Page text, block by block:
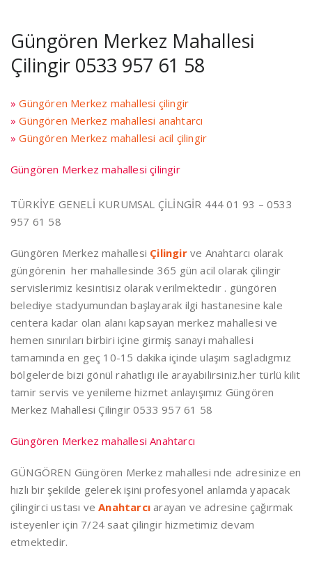
Güngören Merkez Mahallesi
Çilingir 0533 957 61 58
» Güngören Merkez mahallesi çilingir
» Güngören Merkez mahallesi anahtarcı
» Güngören Merkez mahallesi acil çilingir
Güngören Merkez mahallesi çilingir
TÜRKİYE GENELİ KURUMSAL ÇİLİNGİR 444 01 93 – 0533
957 61 58
Güngören Merkez mahallesi Çilingirve Anahtarcı olarak
güngörenin her mahallesinde 365 gün acil olarak çilingir
servislerimiz kesintisiz olarak verilmektedir . güngören
belediye stadyumundan başlayarak ilgi hastanesine kale
centera kadar olan alanı kapsayan merkez mahallesi ve
hemen sınırıları birbiri içine girmiş sanayi mahallesi
tamamında en geç 10-15 dakika içinde ulaşım sagladıgmız
bölgelerde bizi gönül rahatlıgı ile arayabilirsiniz.her türlü kilit
tamir servis ve yenileme hizmet anlayışımız Güngören
Merkez Mahallesi Çilingir 0533 957 61 58
Güngören Merkez mahallesi Anahtarcı
GÜNGÖREN Güngören Merkez mahallesi nde adresinize en
hızlı bir şekilde gelerek işini profesyonel anlamda yapacak
çilingirci ustası veAnahtarcı arayan ve adresine çağırmak
isteyenler için 7/24 saat çilingir hizmetimiz devam
etmektedir.